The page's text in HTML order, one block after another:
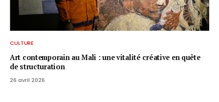
CULTURE
Art contemporain au Mali : une vitalité créative en quête
de structuration
26 avril 2026